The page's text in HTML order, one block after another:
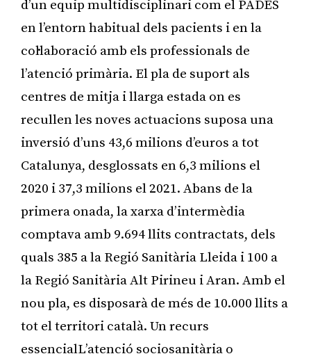
d’un equip multidisciplinari com el PADES
en l’entorn habitual dels pacients i en la
col·laboració amb els professionals de
l’atenció primària. El pla de suport als
centres de mitja i llarga estada on es
recullen les noves actuacions suposa una
inversió d’uns 43,6 milions d’euros a tot
Catalunya, desglossats en 6,3 milions el
2020 i 37,3 milions el 2021. Abans de la
primera onada, la xarxa d’intermèdia
comptava amb 9.694 llits contractats, dels
quals 385 a la Regió Sanitària Lleida i 100 a
la Regió Sanitària Alt Pirineu i Aran. Amb el
nou pla, es disposarà de més de 10.000 llits a
tot el territori català. Un recurs
essencialL’atenció sociosanitària o